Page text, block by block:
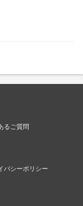
るご質問
バシーポリシー